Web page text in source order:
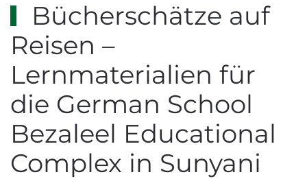
Bücherschätze auf
Reisen –
Lernmaterialien für
die German School
Bezaleel Educational
Complex in Sunyani